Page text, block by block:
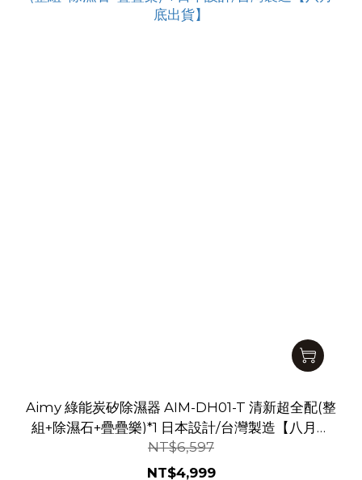
Aimy 綠能炭矽除濕器 AIM-DH01-T 清新超全配(整
組+除濕石+疊疊樂)*1 日本設計/台灣製造【八月底
出貨】
NT$6,597
NT$4,999